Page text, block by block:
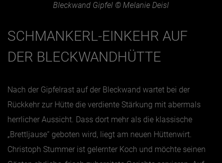
Bleckwand Gipfel © Melanie Deisl
SCHMANKERL-EINKEHR AUF
DER BLECKWANDHÜTTE
Nach der Gipfelrast auf der Bleckwand wartet bei der
Rückkehr zur Hütte die verdiente Stärkung mit abermals
herrlicher Aussicht. Dass dort mehr als die klassische
„Brettljause“ geboten wird, liegt am neuen Hüttenwirt.
Christoph Stummer ist gelernter Koch und möchte seinen